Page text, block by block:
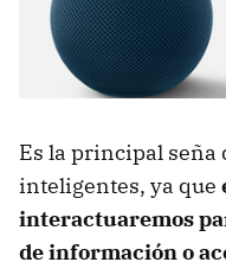
Es la principal seña
inteligentes, ya que
interactuaremos
de información o